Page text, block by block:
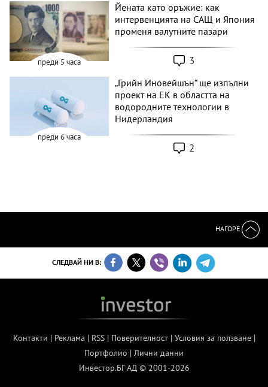
преди 5 часа
Йената като оръжие: как
интервенцията на САЩ и Япония
променя валутните пазари
3
преди 6 часа
„Грийн Иновейшън“ ще изпълни
проект на ЕК в областта на
водородните технологии в
Нидерландия
2
НАГОРЕ
СЛЕДВАЙ НИ В:
Контакти | Реклама | RSS| Поверителност| Условия за ползване|
Портфолио | Лични данни
Инвестор.БГ АД © 2001-2026